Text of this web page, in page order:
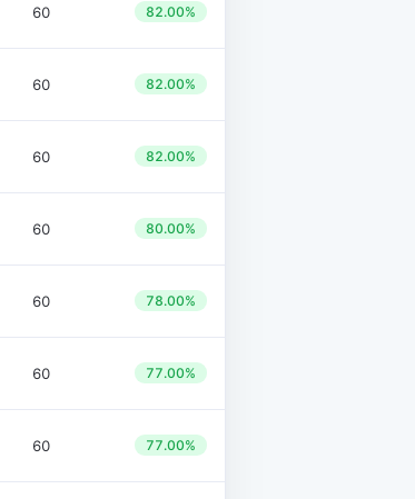
60 82.00%
60 82.00%
60 82.00%
60 80.00%
60 78.00%
60 77.00%
60 77.00%